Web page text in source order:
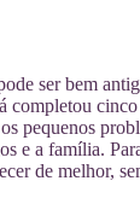
ser bem
completou
pequenos
e a família.
de melhor,